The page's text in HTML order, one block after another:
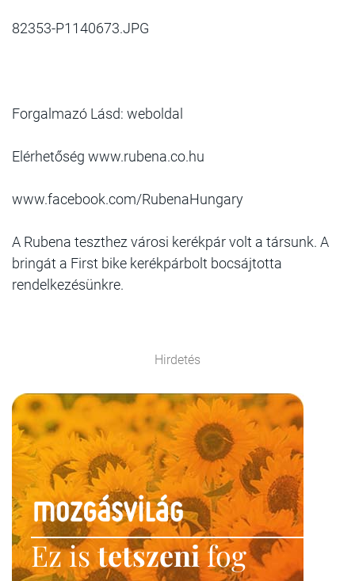
82353-P1140673.JPG
Forgalmazó Lásd: weboldal
Elérhetőség www.rubena.co.hu
www.facebook.com/RubenaHungary
A Rubena teszthez városi kerékpár volt a társunk. A
bringát a First bike kerékpárbolt bocsájtotta
rendelkezésünkre.
Hirdetés
Ez istetszenifog